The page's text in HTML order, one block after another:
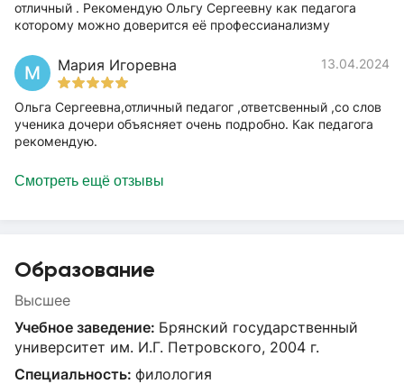
отличный . Рекомендую Ольгу Сергеевну как педагога
которому можно доверится её профессианализму
М Мария Игоревна 13.04.2024
Ольга Сергеевна,отличный педагог ,ответсвенный ,со слов
ученика дочери объясняет очень подробно. Как педагога
рекомендую.
Смотреть ещё отзывы
Образование
Высшее
Учебное заведение: Брянский государственный
университет им. И.Г. Петровского, 2004 г.
Специальность: филология